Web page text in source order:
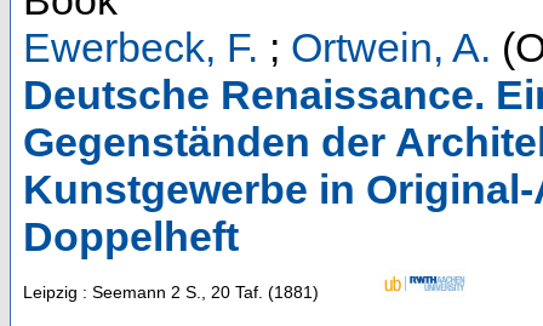
Ewerbeck, F. ; Ortwein, A.
Deutsche Renaissance.
Gegenständen der
Kunstgewerbe in
Doppelheft
Leipzig : Seemann 2 S., 20 Taf. (1881)